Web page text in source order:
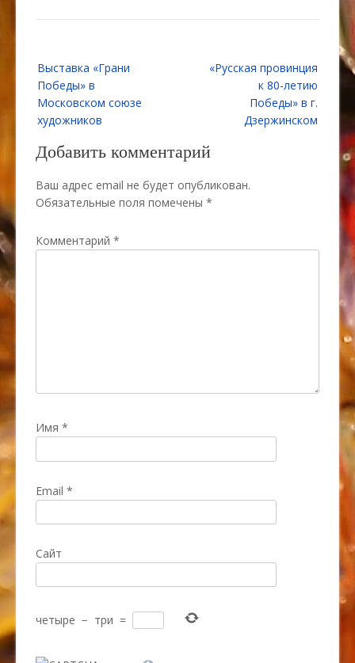
по
записям
Выставка «Грани
Победы» в
Московском союзе
художников
«Русская провинция
к 80-летию
Победы» в г.
Дзержинском
Добавить комментарий
Ваш адрес email не будет опубликован.
Обязательные поля помечены *
Комментарий *
Имя *
Email *
Сайт
четыре − три =